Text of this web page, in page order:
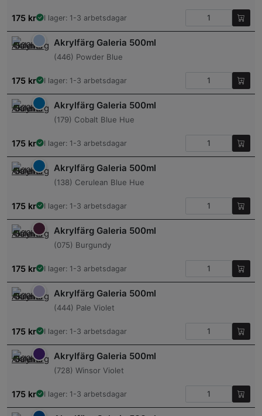
175 kr I lager: 1-3 arbetsdagar
Akrylfärg Galeria 500ml
(446) Powder Blue
175 kr I lager: 1-3 arbetsdagar
Akrylfärg Galeria 500ml
(179) Cobalt Blue Hue
175 kr I lager: 1-3 arbetsdagar
Akrylfärg Galeria 500ml
(138) Cerulean Blue Hue
175 kr I lager: 1-3 arbetsdagar
Akrylfärg Galeria 500ml
(075) Burgundy
175 kr I lager: 1-3 arbetsdagar
Akrylfärg Galeria 500ml
(444) Pale Violet
175 kr I lager: 1-3 arbetsdagar
Akrylfärg Galeria 500ml
(728) Winsor Violet
175 kr I lager: 1-3 arbetsdagar